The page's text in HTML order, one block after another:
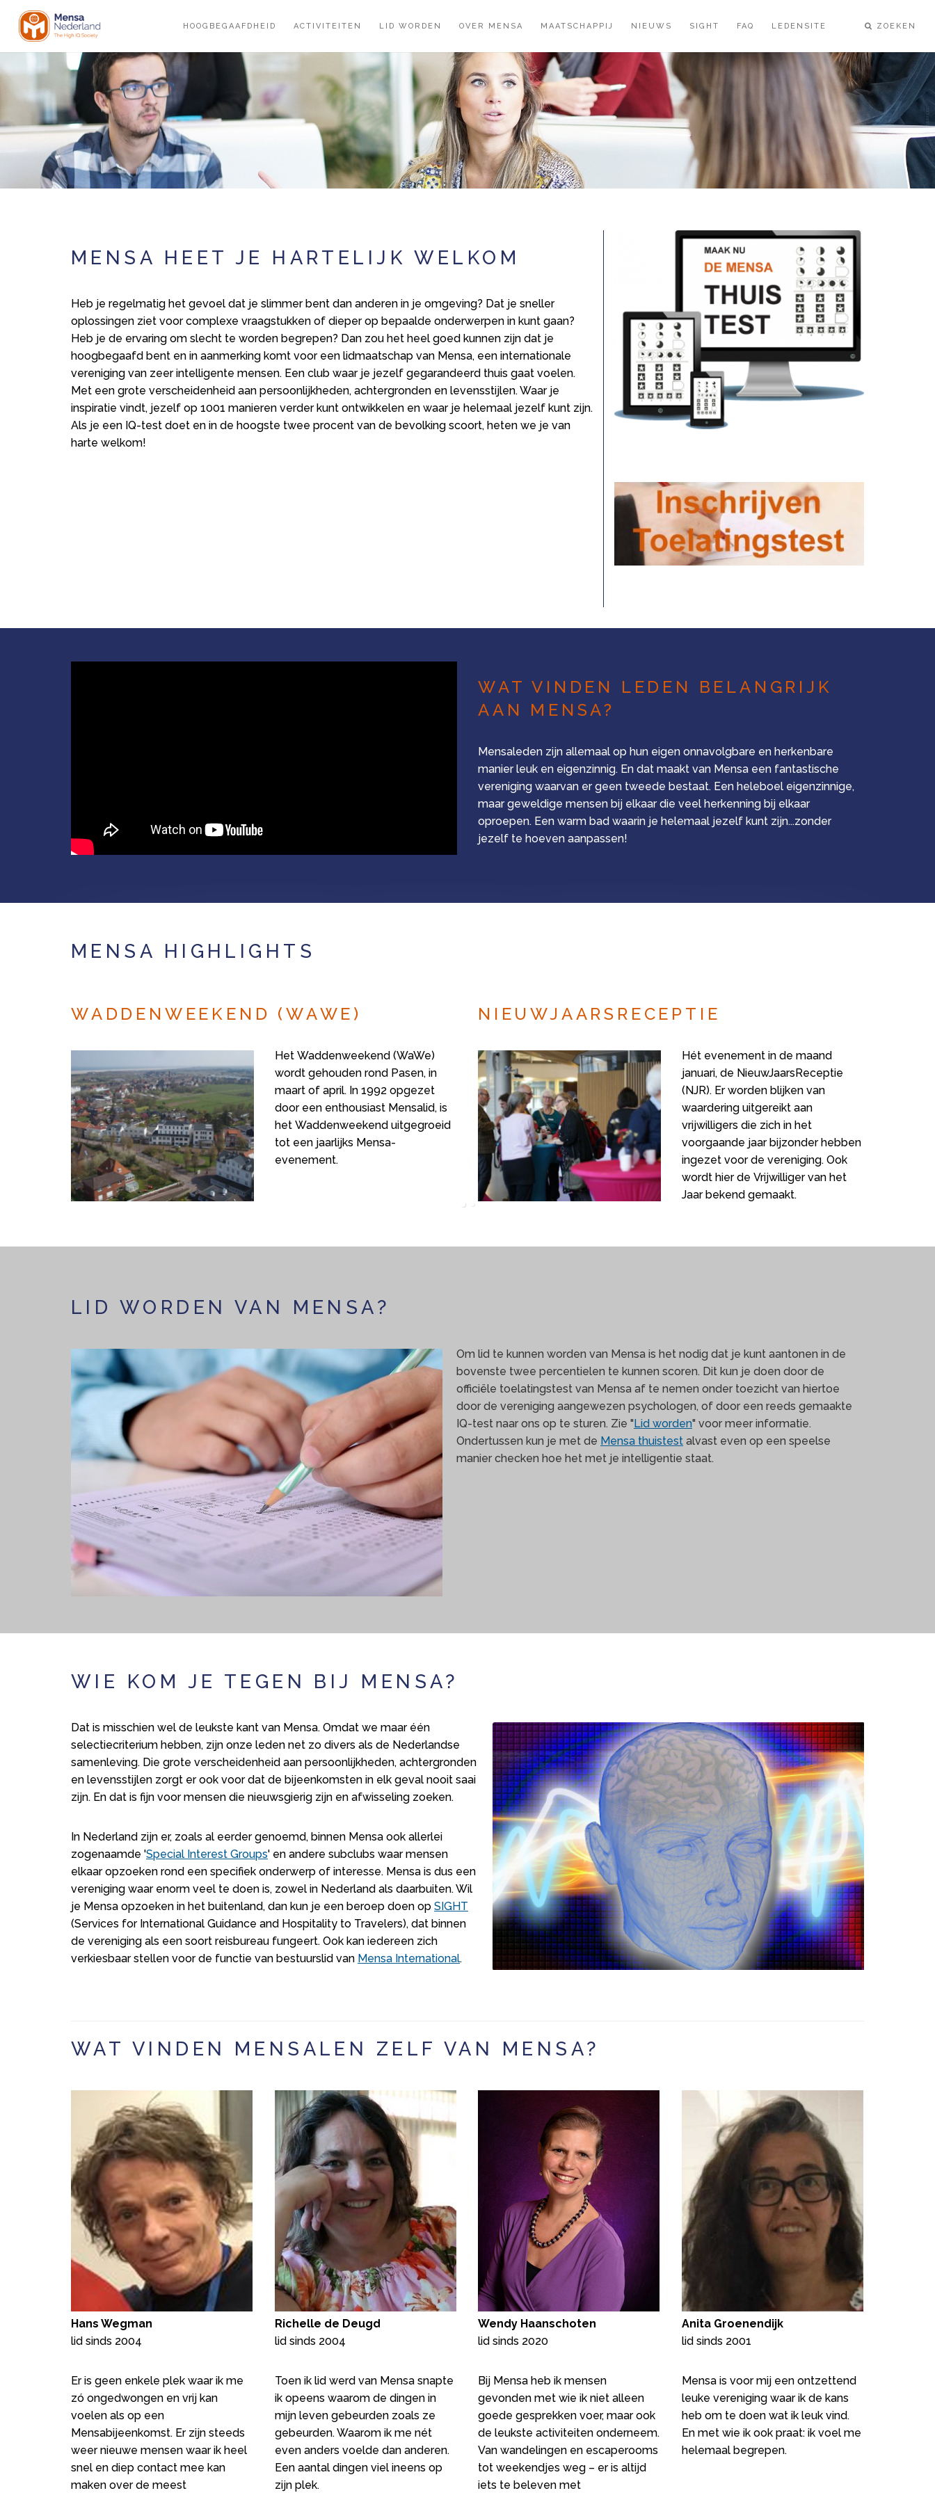
Overslaan
inhoud
HOOGBEGAAFDHEID ACTIVITEITEN LID WORDEN OVER MENSA MAATSCHAPPIJ NIEUWS SIGHT FAQ LEDENSITE ZOEKEN
MENSA HEET JE HARTELIJK WELKOM
Heb je regelmatig het gevoel dat je slimmer bent dan anderen in je omgeving? Dat je sneller
oplossingen ziet voor complexe vraagstukken of dieper op bepaalde onderwerpen in kunt gaan?
Heb je de ervaring om slecht te worden begrepen? Dan zou het heel goed kunnen zijn dat je
hoogbegaafd bent en in aanmerking komt voor een lidmaatschap van Mensa, een internationale
vereniging van zeer intelligente mensen. Een club waar je jezelf gegarandeerd thuis gaat voelen.
Met een grote verscheidenheid aan persoonlijkheden, achtergronden en levensstijlen. Waar je
inspiratie vindt, jezelf op 1001 manieren verder kunt ontwikkelen en waar je helemaal jezelf kunt zijn.
Als je een IQ-test doet en in de hoogste twee procent van de bevolking scoort, heten we je van
harte welkom!
WAT VINDEN LEDEN BELANGRIJK
AAN MENSA?
Mensaleden zijn allemaal op hun eigen onnavolgbare en herkenbare
manier leuk en eigenzinnig. En dat maakt van Mensa een fantastische
vereniging waarvan er geen tweede bestaat. Een heleboel eigenzinnige,
maar geweldige mensen bij elkaar die veel herkenning bij elkaar
oproepen. Een warm bad waarin je helemaal jezelf kunt zijn...zonder
jezelf te hoeven aanpassen!
MENSA HIGHLIGHTS
WADDENWEEKEND (WAWE)
Het Waddenweekend (WaWe)
wordt gehouden rond Pasen, in
maart of april. In 1992 opgezet
door een enthousiast Mensalid, is
het Waddenweekend uitgegroeid
tot een jaarlijks Mensa-
evenement.
NIEUWJAARSRECEPTIE
Hét evenement in de maand
januari, de NieuwJaarsReceptie
(NJR). Er worden blijken van
waardering uitgereikt aan
vrijwilligers die zich in het
voorgaande jaar bijzonder hebben
ingezet voor de vereniging. Ook
wordt hier de Vrijwilliger van het
Jaar bekend gemaakt.
LID WORDEN VAN MENSA?
Om lid te kunnen worden van Mensa is het nodig dat je kunt aantonen in de
bovenste twee percentielen te kunnen scoren. Dit kun je doen door de
officiële toelatingstest van Mensa af te nemen onder toezicht van hiertoe
door de vereniging aangewezen psychologen, of door een reeds gemaakte
IQ-test naar ons op te sturen. Zie "Lid worden" voor meer informatie.
Ondertussen kun je met de Mensa thuistest alvast even op een speelse
manier checken hoe het met je intelligentie staat.
WIE KOM JE TEGEN BIJ MENSA?
Dat is misschien wel de leukste kant van Mensa. Omdat we maar één
selectiecriterium hebben, zijn onze leden net zo divers als de Nederlandse
samenleving. Die grote verscheidenheid aan persoonlijkheden, achtergronden
en levensstijlen zorgt er ook voor dat de bijeenkomsten in elk geval nooit saai
zijn. En dat is fijn voor mensen die nieuwsgierig zijn en afwisseling zoeken.
In Nederland zijn er, zoals al eerder genoemd, binnen Mensa ook allerlei
zogenaamde 'Special Interest Groups' en andere subclubs waar mensen
elkaar opzoeken rond een specifiek onderwerp of interesse. Mensa is dus een
vereniging waar enorm veel te doen is, zowel in Nederland als daarbuiten. Wil
je Mensa opzoeken in het buitenland, dan kun je een beroep doen op SIGHT
(Services for International Guidance and Hospitality to Travelers), dat binnen
de vereniging als een soort reisbureau fungeert. Ook kan iedereen zich
verkiesbaar stellen voor de functie van bestuurslid van Mensa International.
WAT VINDEN MENSALEN ZELF VAN MENSA?
Hans Wegman
lid sinds 2004
Er is geen enkele plek waar ik me
zó ongedwongen en vrij kan
voelen als op een
Mensabijeenkomst. Er zijn steeds
weer nieuwe mensen waar ik heel
snel en diep contact mee kan
maken over de meest
Richelle de Deugd
lid sinds 2004
Toen ik lid werd van Mensa snapte
ik opeens waarom de dingen in
mijn leven gebeurden zoals ze
gebeurden. Waarom ik me nét
even anders voelde dan anderen.
Een aantal dingen viel ineens op
zijn plek.
Wendy Haanschoten
lid sinds 2020
Bij Mensa heb ik mensen
gevonden met wie ik niet alleen
goede gesprekken voer, maar ook
de leukste activiteiten onderneem.
Van wandelingen en escaperooms
tot weekendjes weg – er is altijd
iets te beleven met
Anita Groenendijk
lid sinds 2001
Mensa is voor mij een ontzettend
leuke vereniging waar ik de kans
heb om te doen wat ik leuk vind.
En met wie ik ook praat: ik voel me
helemaal begrepen.